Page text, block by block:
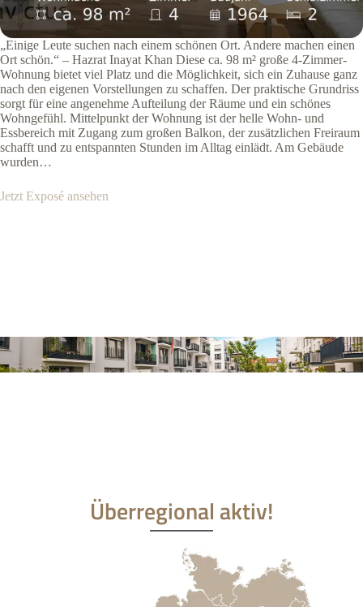
„Einige Leute suchen nach einem schönen Ort. Andere machen einen
Ort schön.“ – Hazrat Inayat Khan Diese ca. 98 m² große 4-Zimmer-
Wohnung bietet viel Platz und die Möglichkeit, sich ein Zuhause ganz
nach den eigenen Vorstellungen zu schaffen. Der praktische Grundriss
sorgt für eine angenehme Aufteilung der Räume und ein schönes
Wohngefühl. Mittelpunkt der Wohnung ist der helle Wohn- und
Essbereich mit Zugang zum großen Balkon, der zusätzlichen Freiraum
schafft und zu entspannten Stunden im Alltag einlädt. Am Gebäude
wurden…
Jetzt Exposé ansehen
Überregional aktiv!